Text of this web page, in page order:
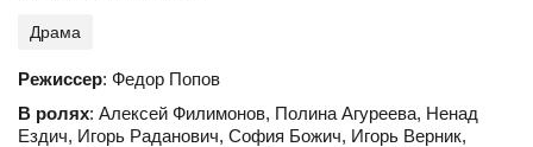
Драма
Режиссер: Федор Попов
В ролях: Алексей Филимонов, Полина Агуреева, Ненад
Ездич, Игорь Раданович, София Божич, Игорь Верник,